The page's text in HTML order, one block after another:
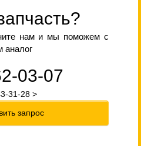
нам и мы поможем с
аналог
03-07
31-28 >
запрос